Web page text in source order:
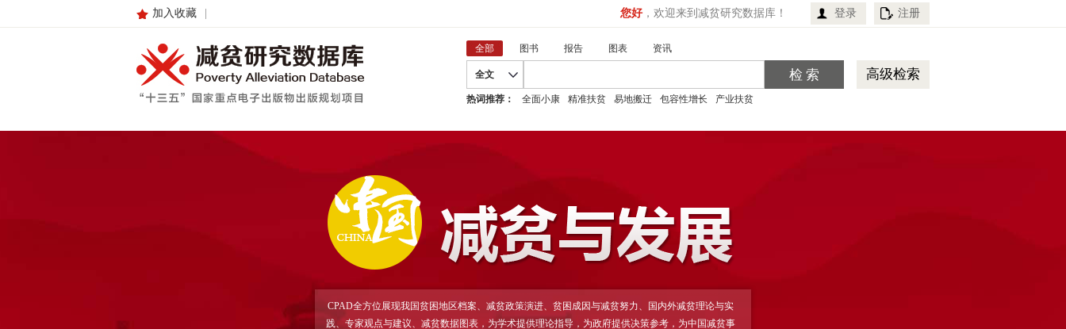
加入收藏 登录 注册
您好 ，欢迎来到减贫研究数据库！
全部 图书 报告 图表 资讯
全文 高级检索
热词推荐： 全面小康 精准扶贫 易地搬迁 包容性增长 产业扶贫
CPAD全方位展现我国贫困地区档案、减贫政策演进、贫困成因与减贫努力、国内外减贫理论与实
践、专家观点与建议、减贫数据图表，为学术提供理论指导，为政府提供决策参考，为中国减贫事